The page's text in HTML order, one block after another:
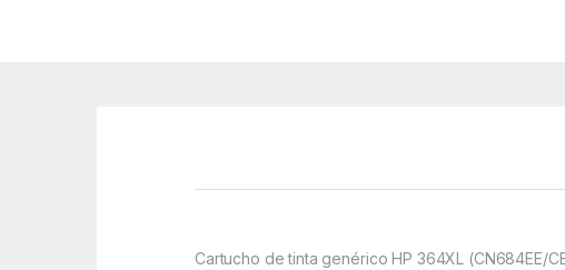
Cartucho de tinta genérico HP 364XL (CN684EE/